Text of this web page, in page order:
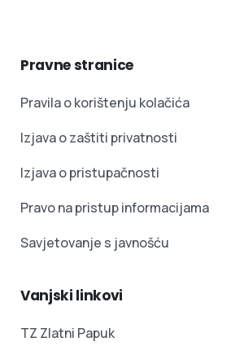
Pravne stranice
Pravila o korištenju kolačića
Izjava o zaštiti privatnosti
Izjava o pristupačnosti
Pravo na pristup informacijama
Savjetovanje s javnošću
Vanjski linkovi
TZ Zlatni Papuk